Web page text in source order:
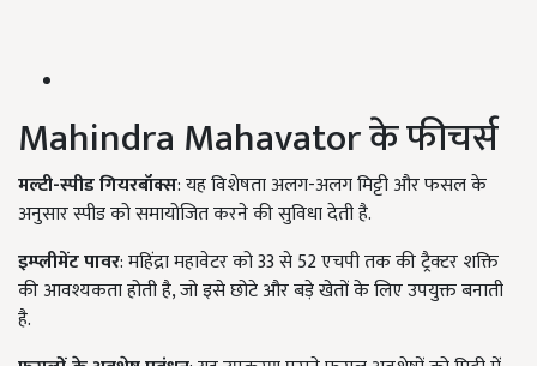
Mahindra Mahavator के फीचर्स
मल्टी-स्पीड गियरबॉक्स: यह विशेषता अलग-अलग मिट्टी और फसल के
अनुसार स्पीड को समायोजित करने की सुविधा देती है.
इम्प्लीमेंट पावर: महिंद्रा महावेटर को 33 से 52 एचपी तक की ट्रैक्टर शक्ति
की आवश्यकता होती है, जो इसे छोटे और बड़े खेतों के लिए उपयुक्त बनाती
है.